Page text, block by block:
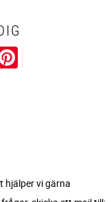
hjälper vi gärna